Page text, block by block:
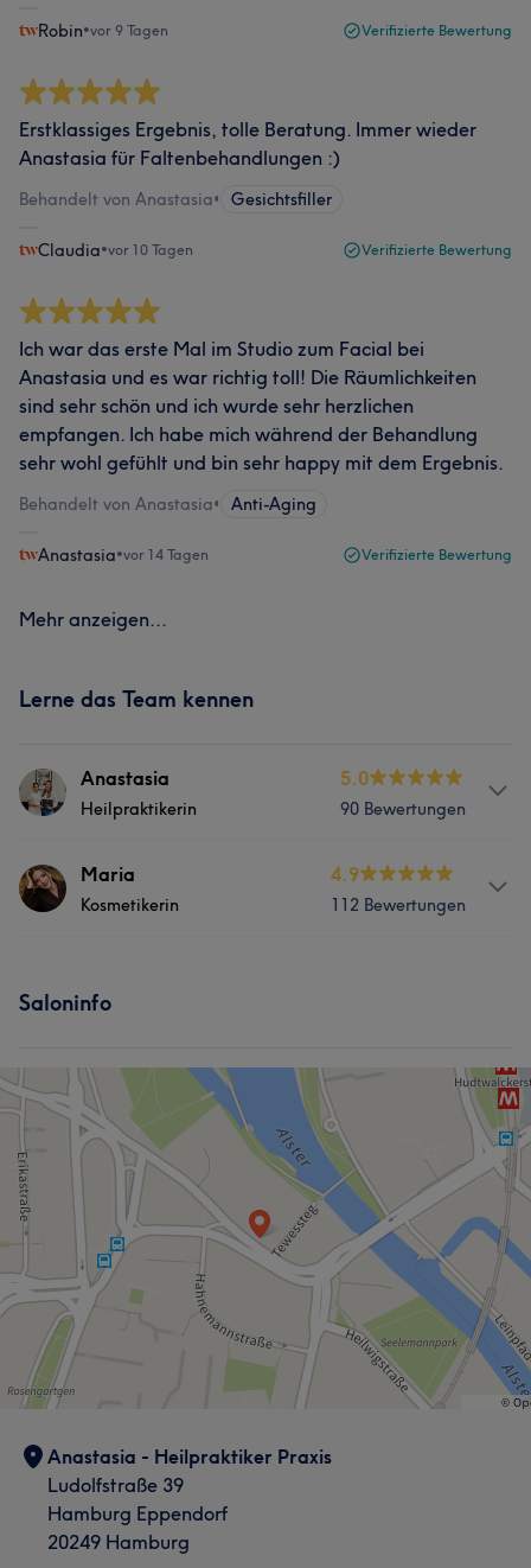
Robin•vor 9 Tagen Verifizierte Bewertung
Erstklassiges Ergebnis, tolle Beratung. Immer wieder
Anastasia für Faltenbehandlungen :)
Behandelt von Anastasia• Gesichtsfiller
Claudia•vor 10 Tagen Verifizierte Bewertung
Ich war das erste Mal im Studio zum Facial bei
Anastasia und es war richtig toll! Die Räumlichkeiten
sind sehr schön und ich wurde sehr herzlichen
empfangen. Ich habe mich während der Behandlung
sehr wohl gefühlt und bin sehr happy mit dem Ergebnis.
Behandelt von Anastasia• Anti-Aging
Anastasia•vor 14 Tagen Verifizierte Bewertung
Mehr anzeigen...
Lerne das Team kennen
Anastasia
Heilpraktikerin
5.0
90 Bewertungen
ServicesMaria
Kosmetikerin
4.9
112 Bewertungen
Maria ist Kosmetikerin seit 2017. Maria verfügt über
Augenbrauen Laminierung, Wimpernlifting, PMU und
vieles mehr. Maria kommt aus der Ukraine und lernt
derzeit Deutsch. Sie spricht deutsch, russisch und
ukrainisch.
Services
Nägel Körper Gesicht
Portfolio
Saloninfo
Anastasia - Heilpraktiker Praxis
Ludolfstraße 39
Hamburg Eppendorf
20249 Hamburg